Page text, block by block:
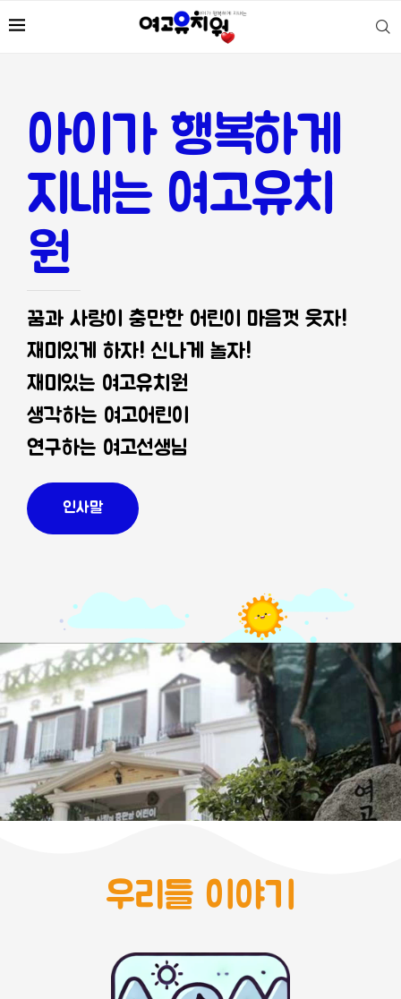
아이가 행복하게
지내는 여고유치
원
꿈과 사랑이 충만한 어린이 마음껏 웃자!
재미있게 하자! 신나게 놀자!
재미있는 여고유치원
생각하는 여고어린이
연구하는 여고선생님
인사말
우리들 이야기